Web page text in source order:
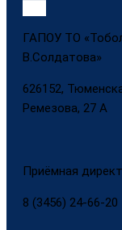
ГАПОУ ТО
В.Солдатова»
626152,
Ремезова, 27 А
Приёмная
8 (3456) 24-66-20